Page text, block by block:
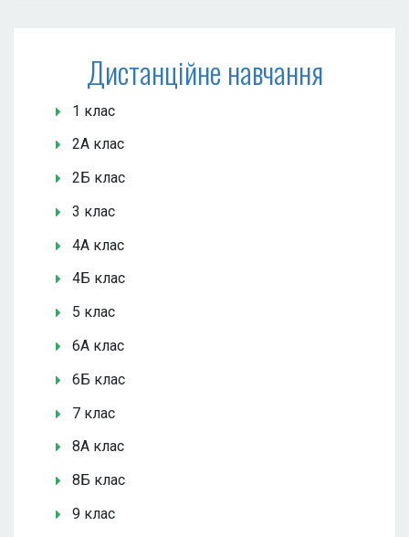
Дистанційне навчання
1 клас
2А клас
2Б клас
3 клас
4А клас
4Б клас
5 клас
6А клас
6Б клас
7 клас
8А клас
8Б клас
9 клас